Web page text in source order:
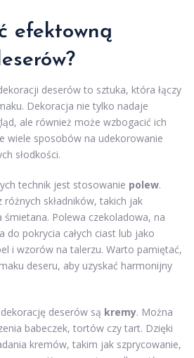
efektowną
deserów to sztuka, która łączy
Dekoracja nie tylko nadaje
ale również może wzbogacić ich
wiele sposobów na udekorowanie
słodkości.
technik jest stosowanie polew.
składników, takich jak
śmietana. Polewa czekoladowa, na
do pokrycia całych ciast lub jako
i wzorów na talerzu. Warto pamiętać,
deseru, aby uzyskać harmonijny
deserów są kremy. Można
babeczek, tortów czy tart. Dzięki
kremów, takim jak szprycowanie,